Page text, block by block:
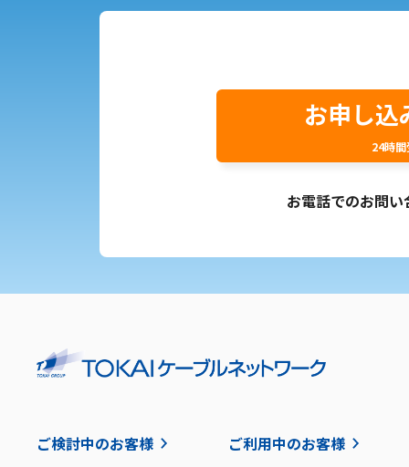
お申し込
24時間
お電話でのお問い
ご検討中のお客様 ご利用中のお客様